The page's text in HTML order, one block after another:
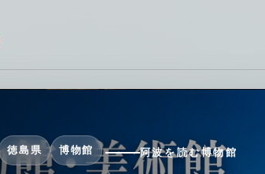
徳島県 博物館 阿波を読む博物館